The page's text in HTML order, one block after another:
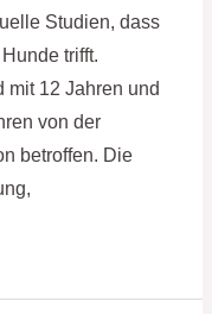
Studien, dass
trifft.
mit 12 Jahren und
von der
betroffen. Die